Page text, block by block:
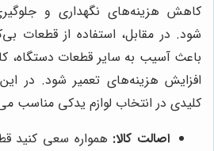
کاهش هزینه‌های نگهداری و
شود. در مقابل، استفاده از قطعات
باعث آسیب به سایر قطعات دستگاه،
افزایش هزینه‌های تعمیر شود. در
کلیدی در انتخاب لوازم یدکی مناسب
اصالت کالا: همواره سعی کنید